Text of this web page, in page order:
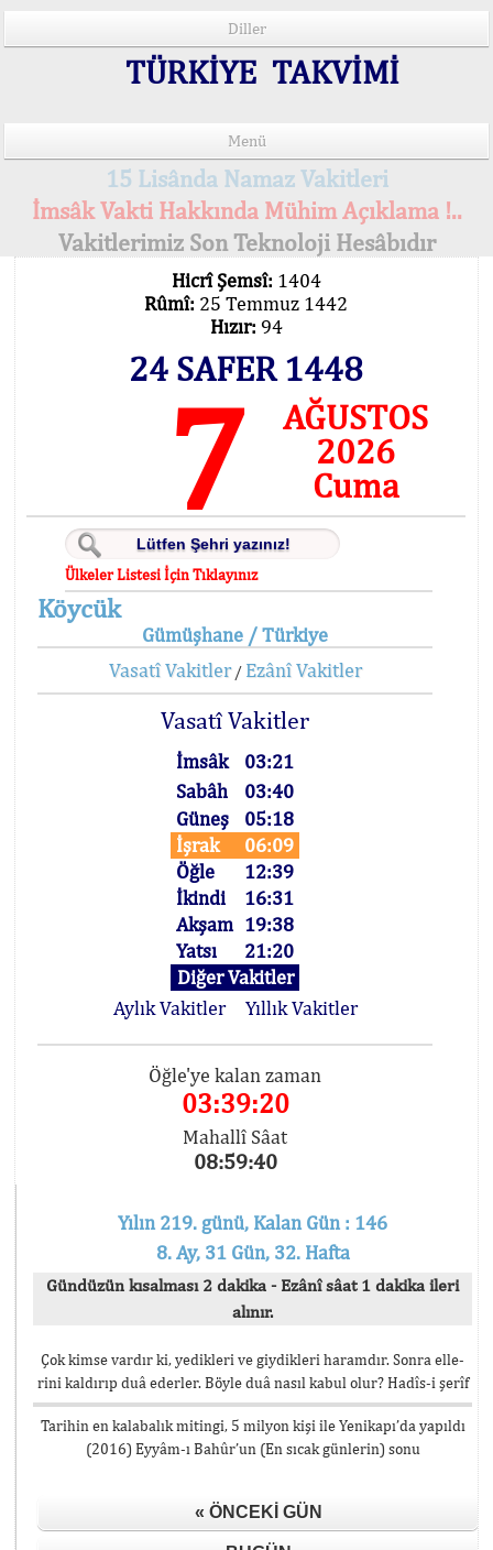
Diller
TÜRKİYE TAKVİMİ
Menü
15 Lisânda Namaz Vakitleri
İmsâk Vakti Hakkında Mühim Açıklama !..
Vakitlerimiz Son Teknoloji Hesâbıdır
Hicrî Şemsî: 1404
Rûmî: 25 Temmuz 1442
Hızır: 94
24 SAFER 1448
7
AĞUSTOS
2026
Cuma
Ülkeler Listesi İçin Tıklayınız
Köycük
Gümüşhane / Türkiye
Vasatî Vakitler/ Ezânî Vakitler
Vasatî Vakitler
İmsâk
03:21
Sabâh
03:40
Güneş
05:18
İşrak
06:09
Öğle
12:39
İkindi
16:31
Akşam 19:38
Yatsı
21:20
Diğer Vakitler
Aylık Vakitler
Yıllık Vakitler
Öğle'ye kalan zaman
03:39:20
Mahallî Sâat
08:59:40
Yılın 219. günü, Kalan Gün : 146
8. Ay, 31 Gün, 32. Hafta
Gündüzün kısalması 2 dakika - Ezânî sâat 1 dakika ileri
alınır.
Çok kimse vardır ki, yedikleri ve giydikleri haramdır. Sonra elle-
rini kaldırıp duâ ederler. Böyle duâ nasıl kabul olur? Hadîs-i şerîf
Tarihin en kalabalık mitingi, 5 milyon kişi ile Yenikapı’da yapıldı
(2016) Eyyâm-ı Bahûr’un (En sıcak günlerin) sonu
« ÖNCEKI GÜN